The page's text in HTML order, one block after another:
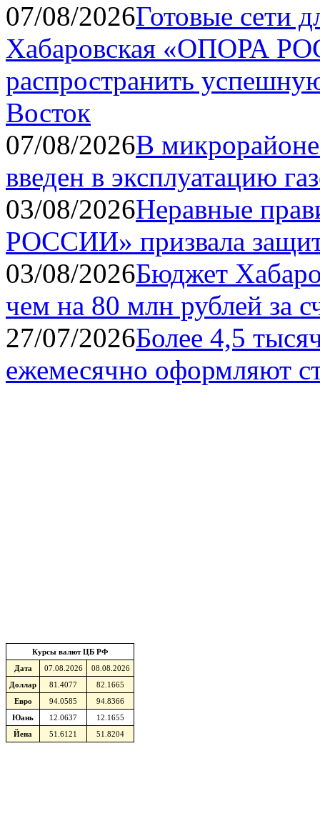
07/08/2026Готовые сети
Хабаровская «ОПОРА
распространить
Восток
07/08/2026В микрорайоне
введен в эксплуатацию
03/08/2026Неравные
РОССИИ» призвала
03/08/2026Бюджет
чем на 80 млн рублей за
27/07/2026Более 4,5
ежемесячно оформляют
Курсы валют ЦБ РФ
Дата
07.08.2026
08.08.2026
Доллар
81.4077
82.1665
Евро
94.0585
94.8366
Юань
12.0637
12.1655
Йена
51.6121 51.8204